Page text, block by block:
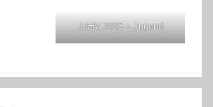
JJHV 2025 – Jugend